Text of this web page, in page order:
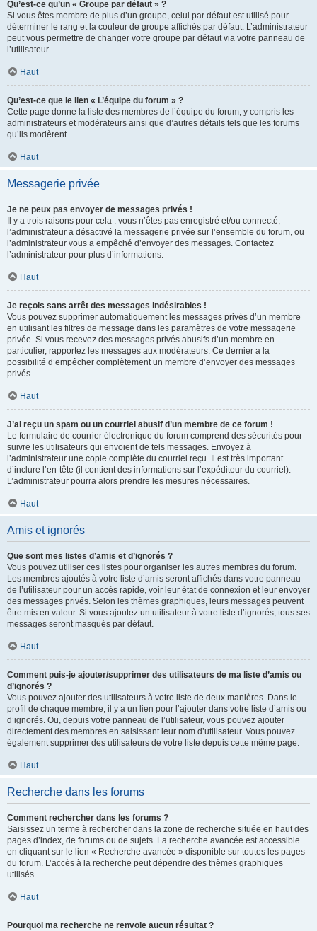
Qu’est-ce qu’un « Groupe par défaut » ?
Si vous êtes membre de plus d’un groupe, celui par défaut est utilisé pour
déterminer le rang et la couleur de groupe affichés par défaut. L’administrateur
peut vous permettre de changer votre groupe par défaut via votre panneau de
l’utilisateur.
Haut
Qu’est-ce que le lien « L’équipe du forum » ?
Cette page donne la liste des membres de l’équipe du forum, y compris les
administrateurs et modérateurs ainsi que d’autres détails tels que les forums
qu’ils modèrent.
Haut
Messagerie privée
Je ne peux pas envoyer de messages privés !
Il y a trois raisons pour cela : vous n’êtes pas enregistré et/ou connecté,
l’administrateur a désactivé la messagerie privée sur l’ensemble du forum, ou
l’administrateur vous a empêché d’envoyer des messages. Contactez
l’administrateur pour plus d’informations.
Haut
Je reçois sans arrêt des messages indésirables !
Vous pouvez supprimer automatiquement les messages privés d’un membre
en utilisant les filtres de message dans les paramètres de votre messagerie
privée. Si vous recevez des messages privés abusifs d’un membre en
particulier, rapportez les messages aux modérateurs. Ce dernier a la
possibilité d’empêcher complètement un membre d’envoyer des messages
privés.
Haut
J’ai reçu un spam ou un courriel abusif d’un membre de ce forum !
Le formulaire de courrier électronique du forum comprend des sécurités pour
suivre les utilisateurs qui envoient de tels messages. Envoyez à
l’administrateur une copie complète du courriel reçu. Il est très important
d’inclure l’en-tête (il contient des informations sur l’expéditeur du courriel).
L’administrateur pourra alors prendre les mesures nécessaires.
Haut
Amis et ignorés
Que sont mes listes d’amis et d’ignorés ?
Vous pouvez utiliser ces listes pour organiser les autres membres du forum.
Les membres ajoutés à votre liste d’amis seront affichés dans votre panneau
de l’utilisateur pour un accès rapide, voir leur état de connexion et leur envoyer
des messages privés. Selon les thèmes graphiques, leurs messages peuvent
être mis en valeur. Si vous ajoutez un utilisateur à votre liste d’ignorés, tous ses
messages seront masqués par défaut.
Haut
Comment puis-je ajouter/supprimer des utilisateurs de ma liste d’amis ou
d’ignorés ?
Vous pouvez ajouter des utilisateurs à votre liste de deux manières. Dans le
profil de chaque membre, il y a un lien pour l’ajouter dans votre liste d’amis ou
d’ignorés. Ou, depuis votre panneau de l’utilisateur, vous pouvez ajouter
directement des membres en saisissant leur nom d’utilisateur. Vous pouvez
également supprimer des utilisateurs de votre liste depuis cette même page.
Haut
Recherche dans les forums
Comment rechercher dans les forums ?
Saisissez un terme à rechercher dans la zone de recherche située en haut des
pages d’index, de forums ou de sujets. La recherche avancée est accessible
en cliquant sur le lien « Recherche avancée » disponible sur toutes les pages
du forum. L’accès à la recherche peut dépendre des thèmes graphiques
utilisés.
Haut
Pourquoi ma recherche ne renvoie aucun résultat ?